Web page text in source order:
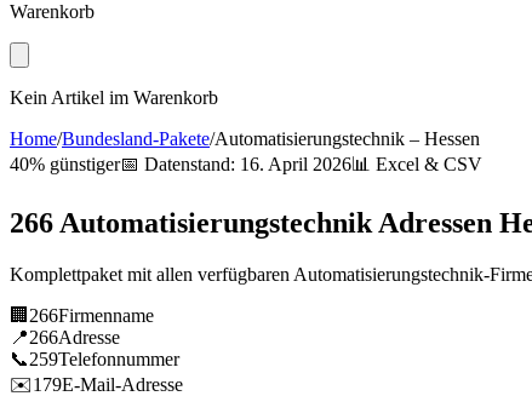
Warenkorb
Kein Artikel im Warenkorb
Home/Bundesland-Pakete/Automatisierungstechnik – Hessen
40% günstiger📅 Datenstand: 16. April 2026📊 Excel & CSV
266 Automatisierungstechnik Adressen
Komplettpaket mit allen verfügbaren Automatisierungstechnik-
🏢 266Firmenname
📍266Adresse
📞259Telefonnummer
✉️179E-Mail-Adresse